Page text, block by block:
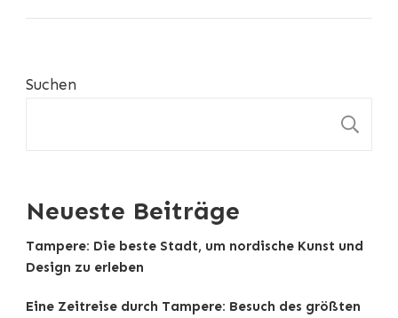
Suchen
Neueste Beiträge
Tampere: Die beste Stadt, um nordische Kunst und
Design zu erleben
Eine Zeitreise durch Tampere: Besuch des größten